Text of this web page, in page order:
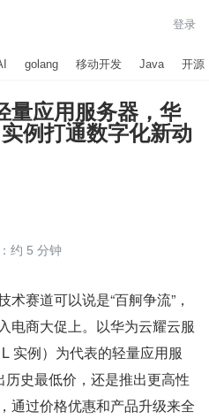
登录
golang 移动开发 Java 开源
量应用服务器，华
例打通数字化新动
约 5 分钟
赛道可以说是“百舸争流”，
电商大促上。以华为云耀云服
实例）为代表的轻量应用服
史最低价，还是推出更高性
通过价格优惠和产品升级来全